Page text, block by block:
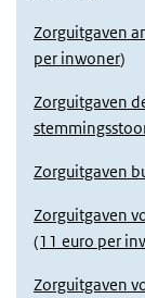
Zorguitgaven
per inwoner)
Zorguitgaven
Zorguitgaven
Zorguitgaven
(11 euro per
Zorguitgaven